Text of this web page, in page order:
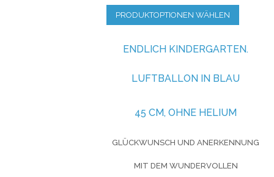
PRODUKTOPTIONEN WÄHLEN
ENDLICH KINDERGARTEN.
LUFTBALLON IN BLAU
45 CM, OHNE HELIUM
GLÜCKWUNSCH UND ANERKENNUNG
MIT DEM WUNDERVOLLEN